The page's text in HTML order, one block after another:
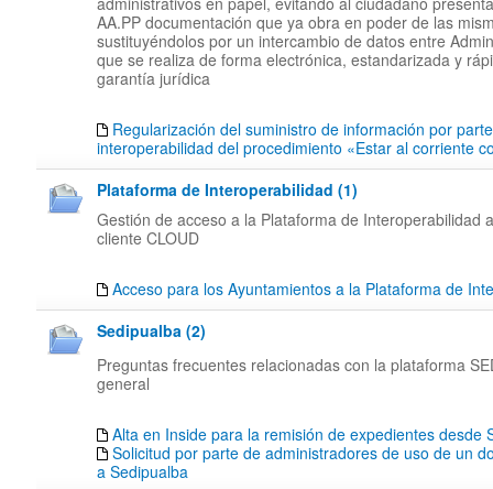
AA.PP documentación que ya obra en poder de las
sustituyéndolos por un intercambio de datos entre
que se realiza de forma electrónica, estandarizada y
garantía jurídica
Regularización del suministro de información por
interoperabilidad del procedimiento «Estar al corriente
Plataforma de Interoperabilidad (1)
Gestión de acceso a la Plataforma de Interoperabilidad
cliente CLOUD
Acceso para los Ayuntamientos a la Plataforma de
Sedipualba (2)
Preguntas frecuentes relacionadas con la plataforma
general
Alta en Inside para la remisión de expedientes desde
Solicitud por parte de administradores de uso de un
a Sedipualba